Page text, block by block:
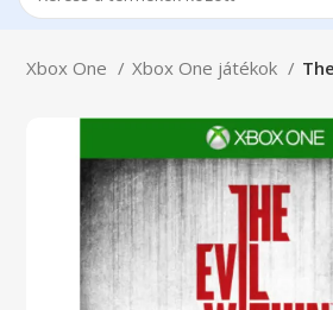
Xbox One Xbox One játékok